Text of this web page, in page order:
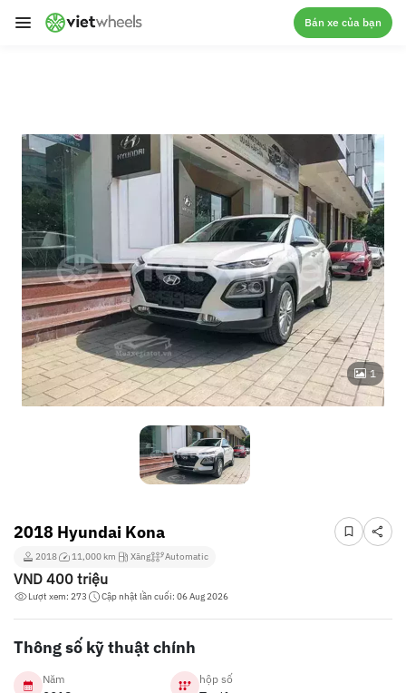
crossorigin
Bán xe của bạn
1
2018 Hyundai Kona
2018 11,000 km Xăng Automatic
VND 400 triệu
Lượt xem: 273 Cập nhật lần cuối: 06 Aug 2026
Thông số kỹ thuật chính
Năm hộp số